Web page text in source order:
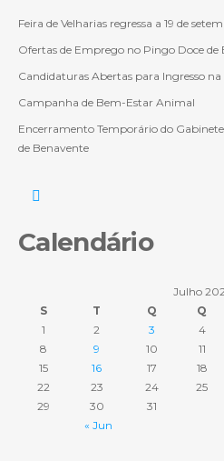
Feira de Velharias regressa a 19 de
Ofertas de Emprego no Pingo Doce de
Candidaturas Abertas para Ingresso
Campanha de Bem-Estar Animal
Encerramento Temporário do
de Benavente
Calendário
Julho
S
T Q Q
« Jun
1 2 3 4
8
9 10 11
15
16 17 18
22
23 24 25
29
30 31